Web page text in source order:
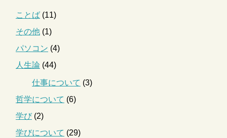
ことば (11)
その他 (1)
パソコン (4)
人生論 (44)
仕事について (3)
哲学について (6)
学び(2)
学びについて (29)